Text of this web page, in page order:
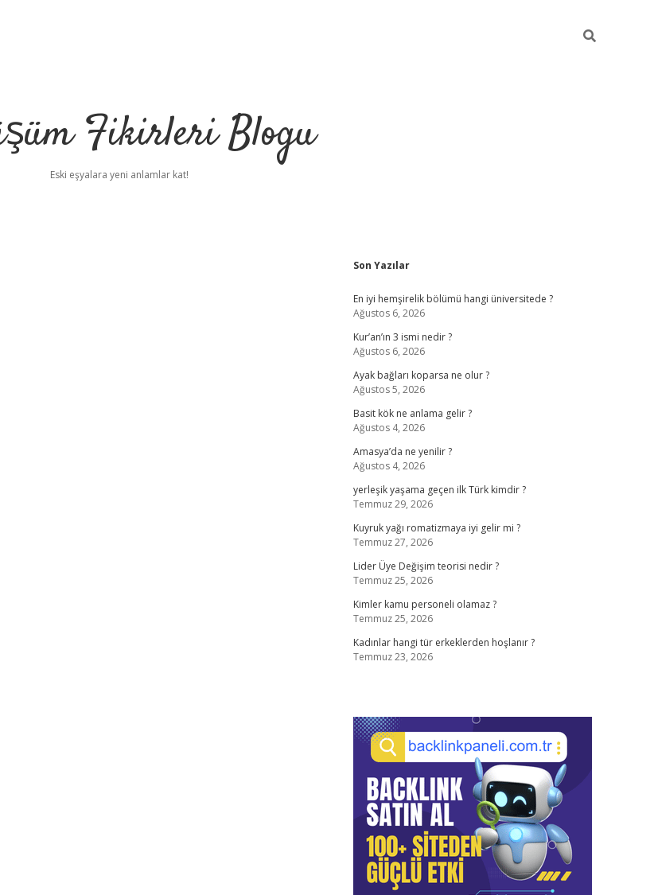
Fikirleri Blogu
Eski eşyalara yeni anlamlar kat!
Sidebar
Son Yazılar
En iyi hemşirelik bölümü hangi üniversitede ?
Ağustos 6, 2026
Kur’an’ın 3 ismi nedir ?
Ağustos 6, 2026
Ayak bağları koparsa ne olur ?
Ağustos 5, 2026
Basit kök ne anlama gelir ?
Ağustos 4, 2026
Amasya’da ne yenilir ?
Ağustos 4, 2026
yerleşik yaşama geçen ilk Türk kimdir ?
Temmuz 29, 2026
Kuyruk yağı romatizmaya iyi gelir mi ?
Temmuz 27, 2026
Lider Üye Değişim teorisi nedir ?
Temmuz 25, 2026
Kimler kamu personeli olamaz ?
Temmuz 25, 2026
Kadınlar hangi tür erkeklerden hoşlanır ?
Temmuz 23, 2026
ilbet yeni giriş